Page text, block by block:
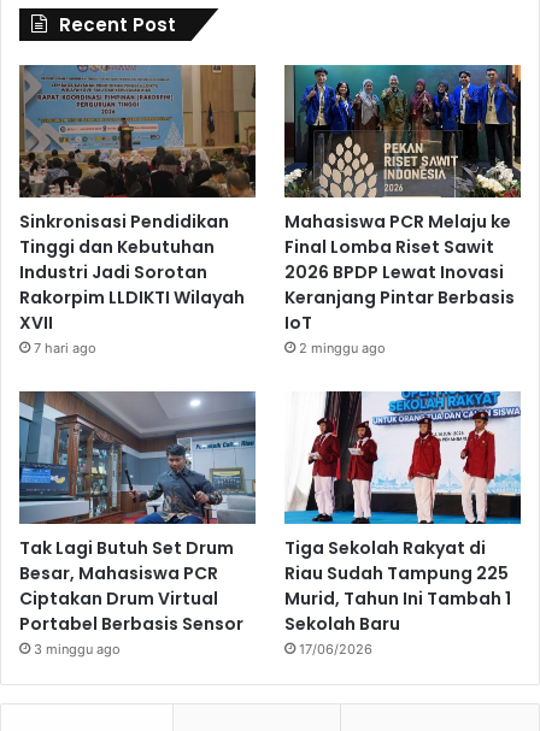
Recent Post
Sinkronisasi Pendidikan
Tinggi dan Kebutuhan
Industri Jadi Sorotan
Rakorpim LLDIKTI Wilayah
XVII
7 hari ago
Mahasiswa PCR Melaju ke
Final Lomba Riset Sawit
2026 BPDP Lewat Inovasi
Keranjang Pintar Berbasis
IoT
2 minggu ago
Tak Lagi Butuh Set Drum
Besar, Mahasiswa PCR
Ciptakan Drum Virtual
Portabel Berbasis Sensor
3 minggu ago
Tiga Sekolah Rakyat di
Riau Sudah Tampung 225
Murid, Tahun Ini Tambah 1
Sekolah Baru
17/06/2026